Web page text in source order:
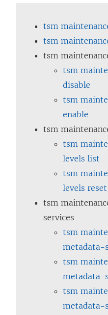
tsm
tsm
tsm
tsm
disable
tsm
enable
tsm
tsm
levels list
tsm
levels reset
tsm
services
tsm
metadata-
tsm
metadata-
tsm
metadata-